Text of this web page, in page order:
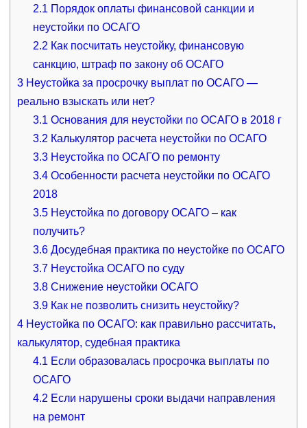
2.1 Порядок оплаты финансовой санкции и
неустойки по ОСАГО
2.2 Как посчитать неустойку, финансовую
санкцию, штраф по закону об ОСАГО
3Неустойка за просрочку выплат по ОСАГО —
реально взыскать или нет?
3.1 Основания для неустойки по ОСАГО в 2018 г
3.2 Калькулятор расчета неустойки по ОСАГО
3.3 Неустойка по ОСАГО по ремонту
3.4 Особенности расчета неустойки по ОСАГО
2018
3.5 Неустойка по договору ОСАГО – как
получить?
3.6 Досудебная практика по неустойке по ОСАГО
3.7 Неустойка ОСАГО по суду
3.8 Снижение неустойки ОСАГО
3.9 Как не позволить снизить неустойку?
4Неустойка по ОСАГО: как правильно рассчитать,
калькулятор, судебная практика
4.1 Если образовалась просрочка выплаты по
ОСАГО
4.2 Если нарушены сроки выдачи направления
на ремонт